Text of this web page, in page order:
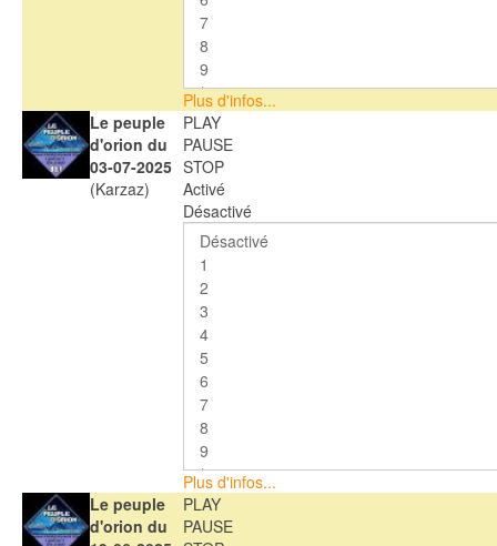
Plus d'infos...
Le peuple
d'orion du
03-07-2025
(Karzaz)
PLAY
PAUSE
STOP
Activé
Désactivé
Plus d'infos...
Le peuple
d'orion du
PLAY
PAUSE